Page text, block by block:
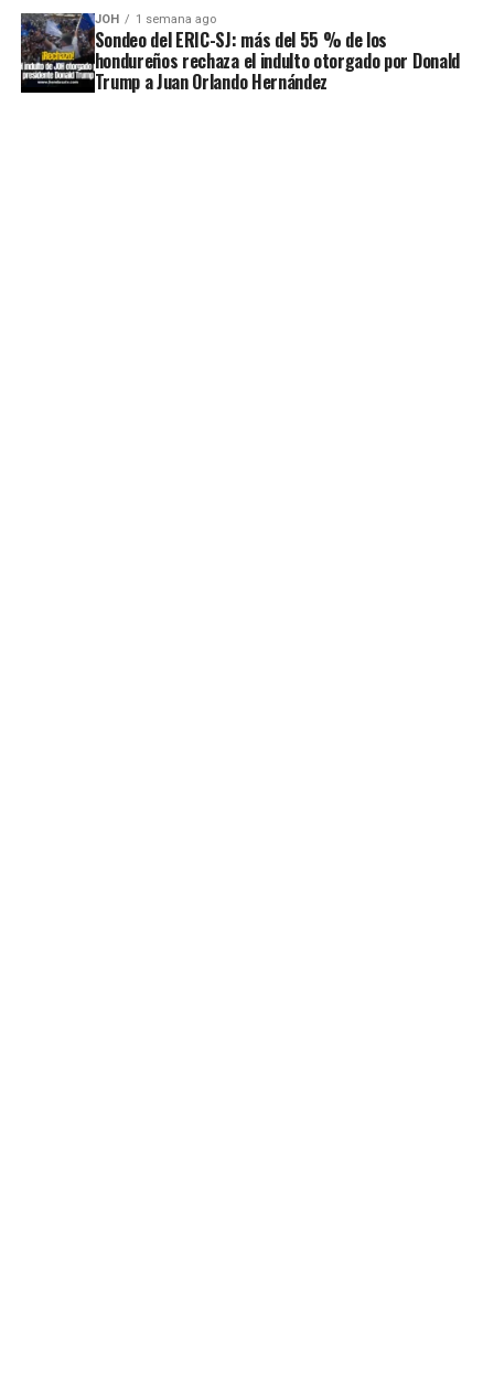
JOH 1 semana ago
Sondeo del ERIC-SJ: más del 55 % de los
hondureños rechaza el indulto otorgado por Donald
Trump a Juan Orlando Hernández